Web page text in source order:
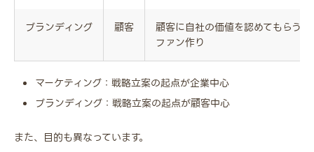
ブランディング 顧客
顧客に自社の価値を認めてもらう
ファン作り
マーケティング：戦略立案の起点が企業中心
ブランディング：戦略立案の起点が顧客中心
また、目的も異なっています。